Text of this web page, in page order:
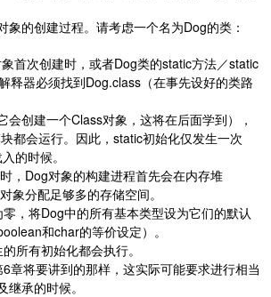
象的创建过程。请考虑一个名为Dog的类：
首次创建时，或者Dog类的static方法／static
释器必须找到Dog.class（在事先设好的类路
会创建一个Class对象，这将在后面学到），
都会运行。因此，static初始化仅发生一次
的时候。
，Dog对象的构建进程首先会在内存堆
象分配足够多的存储空间。
，将Dog中的所有基本类型设为它们的默认
和char的等价设定）。
所有初始化都会执行。
章将要讲到的那样，这实际可能要求进行相当
承的时候。